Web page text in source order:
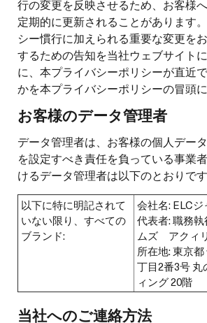
行の変更を反映させるため、お客様
定期的に更新されることがあります
シー慣行に加えられる重要な変更を
するための告知を当社ウェブサイト
に、本プライバシーポリシーが直近
かを本プライバシーポリシーの冒頭に
お客様のデータ管理者
データ管理者は、お客様の個人デー
を設定すべき責任を負っている事業
けるデータ管理者は以下のとおりです
以下に特に明記されて
いない限り、すべての
ブランド:
会社名: ELC
代表者: 職務
ムズ アクィ
所在地: 東京
丁目2番3号
ィング 20階
当社へのご連絡方法